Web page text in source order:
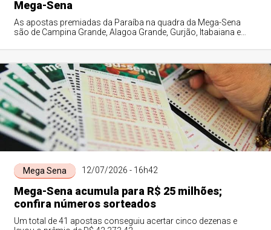
Mega-Sena
As apostas premiadas da Paraíba na quadra da Mega-Sena
são de Campina Grande, Alagoa Grande, Gurjão, Itabaiana e
Mega Sena 12/07/2026 - 16h42
Mega-Sena acumula para R$ 25 milhões;
confira números sorteados
Um total de 41 apostas conseguiu acertar cinco dezenas e